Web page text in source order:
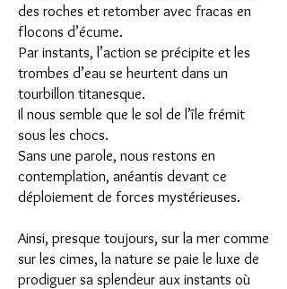
des roches et retomber avec fracas en
flocons d’écume.
Par instants, l’action se précipite et les
trombes d’eau se heurtent dans un
tourbillon titanesque.
Il nous semble que le sol de l’île frémit
sous les chocs.
Sans une parole, nous restons en
contemplation, anéantis devant ce
déploiement de forces mystérieuses.
Ainsi, presque toujours, sur la mer comme
sur les cimes, la nature se paie le luxe de
prodiguer sa splendeur aux instants où